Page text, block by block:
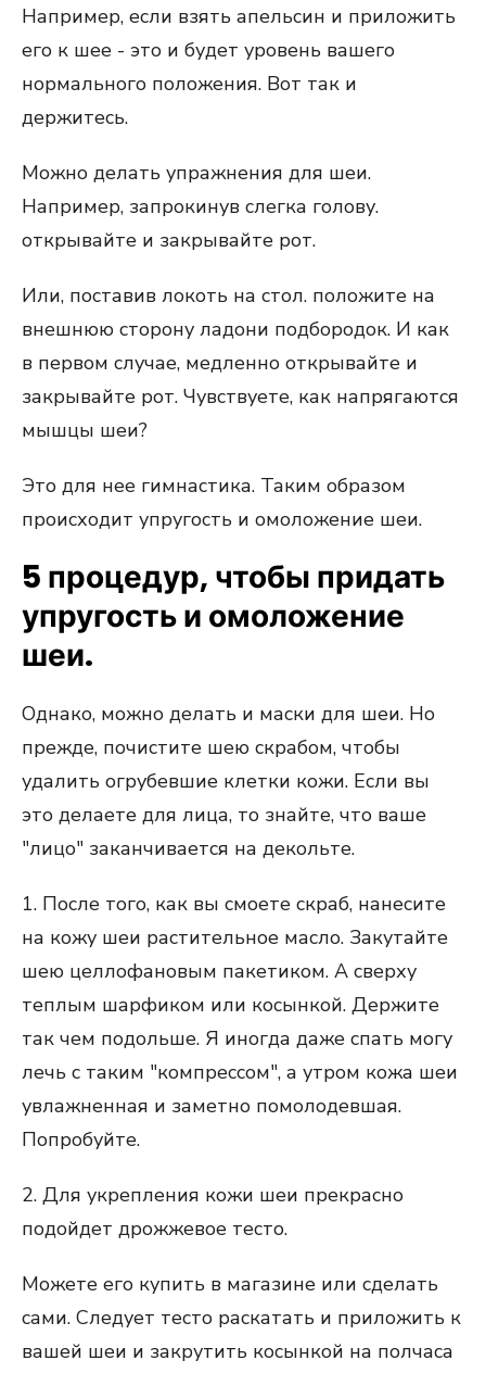
Например, если взять апельсин и приложить
его к шее - это и будет уровень вашего
нормального положения. Вот так и
держитесь.
Можно делать упражнения для шеи.
Например, запрокинув слегка голову.
открывайте и закрывайте рот.
Или, поставив локоть на стол. положите на
внешнюю сторону ладони подбородок. И как
в первом случае, медленно открывайте и
закрывайте рот. Чувствуете, как напрягаются
мышцы шеи?
Это для нее гимнастика. Таким образом
происходит упругость и омоложение шеи.
5 процедур, чтобы придать
упругость и омоложение
шеи.
Однако, можно делать и маски для шеи. Но
прежде, почистите шею скрабом, чтобы
удалить огрубевшие клетки кожи. Если вы
это делаете для лица, то знайте, что ваше
"лицо" заканчивается на декольте.
1. После того, как вы смоете скраб, нанесите
на кожу шеи растительное масло. Закутайте
шею целлофановым пакетиком. А сверху
теплым шарфиком или косынкой. Держите
так чем подольше. Я иногда даже спать могу
лечь с таким "компрессом", а утром кожа шеи
увлажненная и заметно помолодевшая.
Попробуйте.
2. Для укрепления кожи шеи прекрасно
подойдет дрожжевое тесто.
Можете его купить в магазине или сделать
сами. Следует тесто раскатать и приложить к
вашей шеи и закрутить косынкой на полчаса